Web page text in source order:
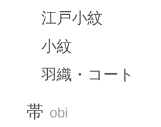
江戸小紋
小紋
羽織・コート
帯 obi